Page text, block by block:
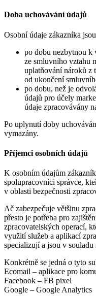
Doba uchovávání údajů
Osobní údaje zákazníka
po dobu nezbytnou
ze smluvního vztahu
uplatňování nároků z
od ukončení
po dobu, než je
údajů pro účely
údaje zpracovávány
Po uplynutí doby
vymazány.
Příjemci osobních údajů
K osobním údajům
spolupracovníci správce,
v oblasti bezpečnosti
Ač zabezpečuje většinu
přesto je potřeba pro
zpracovatelských operací,
využití služeb a aplikací
specializují a jsou v souladu
Konkrétně se jedná o tyto
Ecomail – aplikace pro
Facebook – FB pixel
Google – Google Analytics